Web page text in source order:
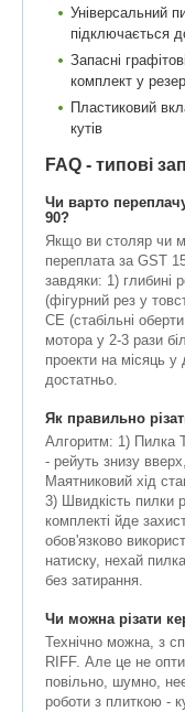
Універсальний
підключається
Запасні
комплект у
Пластиковий
кутів
FAQ - типові
Чи варто
90?
Якщо ви столяр чи
переплата за GST
завдяки: 1)
(фігурний рез у
CE (стабільні
мотора у 2-3 рази
проекти на місяць
достатньо.
Як правильно
Алгоритм: 1) Пилка
- рейуть знизу
Маятниковий хід
3) Швидкість пилки
комплекті йде
обов'язково
натиску, нехай
без затирання.
Чи можна різати
Технічно можна, з
RIFF. Але це не
повільно, шумно,
роботи з плиткою -